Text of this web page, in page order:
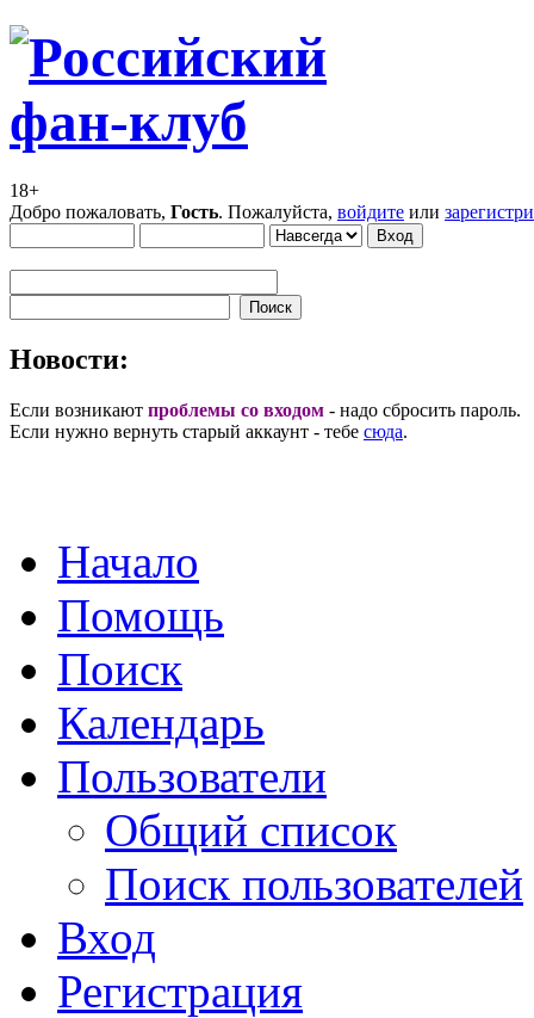
18+
Добро пожаловать, Гость. Пожалуйста, войдите или
Новости:
Если возникают проблемы со входом - надо сбросить пароль.
Если нужно вернуть старый аккаунт - тебе сюда.
Начало
Помощь
Поиск
Календарь
Пользователи
Общий список
Поиск пользователей
Вход
Регистрация